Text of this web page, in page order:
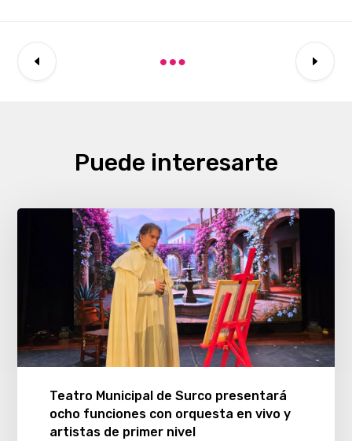
Puede interesarte
Teatro Municipal de Surco presentará
ocho funciones con orquesta en vivo y
artistas de primer nivel